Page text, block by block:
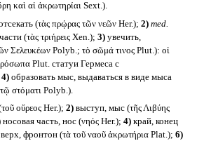
καὶ αἱ ἀκρωτηρίαι Sext.).
(τὰς πρῴρας τῶν νεῶν Her.); 2) med.
(τὰς τριήρεις Xen.); 3)увечить,
Σελευκέων Polyb.; τὸ σῶμά τινος Plut.): οἱ
Plut. статуи Гермеса с
4)образовать мыс, выдаваться в виде мыса
στόματι Polyb.).
οὔρεος Her.); 2)выступ, мыс (τῆς Λιβύης
носовая часть, нос (νηός Her.); 4)край, конец
фронтон (τὰ τοῦ ναοῦ ἀκρωτήρια Plat.); 6)